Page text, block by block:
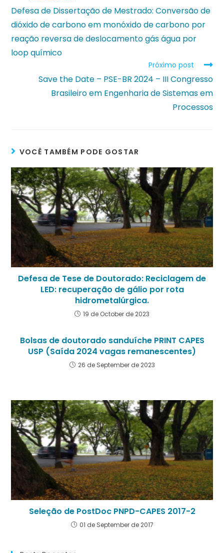
Defesa de Dissertação de Mestrado: Conversão de
dióxido de carbono em monóxido de carbono por
reação reversa de deslocamento gás água por
loop químico
Próximo post
Save the Date – PSE-BR 2024 – III Congresso
Brasileiro em Engenharia de Sistemas em
Processos
VOCÊ TAMBÉM PODE GOSTAR
Defesa de Tese de Doutorado: Reciclagem de
LED: recuperação de gálio por rota
hidrometalúrgica.
19 de October de 2023
Bolsas de doutorado sanduíche PRINT CAPES
USP (Saída 2024 vagas remanescentes)
26 de September de 2023
Seleção de PostDoc PNPD-CAPES 2017-2
01 de September de 2017